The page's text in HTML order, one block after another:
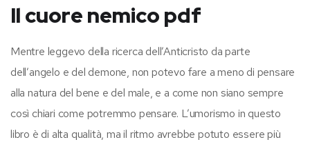
Il cuore nemico pdf
Mentre leggevo della ricerca dell’Anticristo da parte
dell’angelo e del demone, non potevo fare a meno di pensare
alla natura del bene e del male, e a come non siano sempre
così chiari come potremmo pensare. L’umorismo in questo
libro è di alta qualità, ma il ritmo avrebbe potuto essere più